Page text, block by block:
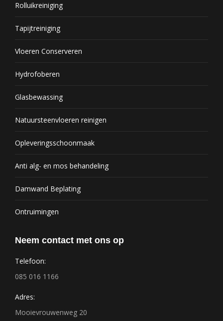
Rolluikreiniging
Tapijtreiniging
Vloeren Conserveren
Hydrofoberen
Glasbewassing
Natuursteenvloeren reinigen
Opleveringsschoonmaak
Anti alg- en mos behandeling
Damwand Beplating
Ontruimingen
Neem contact met ons op
Telefoon:
085 016 1166
Adres:
Mooievrouwenweg 20